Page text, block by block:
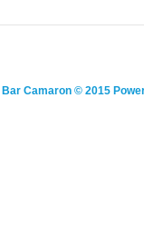
Bar Camaron© 2015